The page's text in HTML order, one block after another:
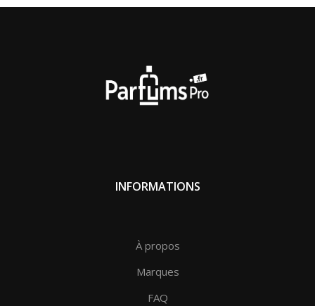
INFORMATIONS
À propos
Marques
FAQ